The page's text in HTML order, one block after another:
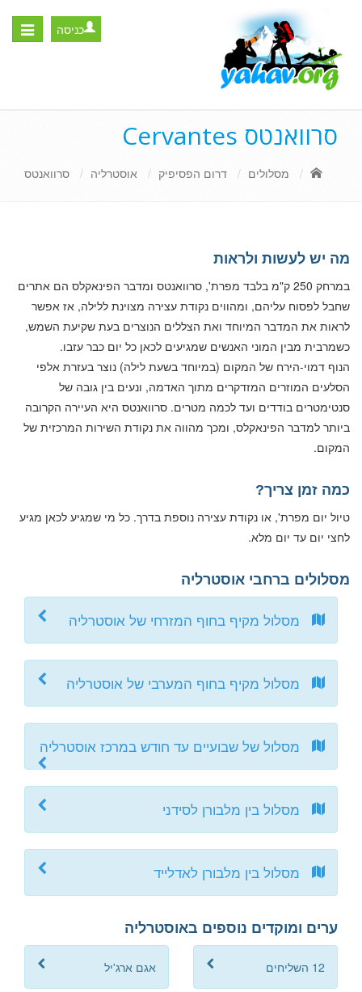
Toggle
כניסה
סרוואנטס Cervantes
מסלולים דרום הפסיפיק אוסטרליה סרוואנטס
מה יש לעשות ולראות
במרחק 250 ק"מ בלבד מפרת', סרוואנטס ומדבר הפינאקלס הם אתרים
שחבל לפסוח עליהם, ומהווים נקודת עצירה מצוינת ללילה, אז אפשר
לראות את המדבר המיוחד ואת הצללים הנוצרים בעת שקיעת השמש,
כשמרבית מבין המוני האנשים שמגיעים לכאן כל יום כבר עזבו.
הנוף דמוי-הירח של המקום (במיוחד בשעת לילה) נוצר בעזרת אלפי
הסלעים המוזרים המזדקרים מתוך האדמה, ונעים בין גובה של
סנטימטרים בודדים ועד לכמה מטרים. סרוואנטס היא העיירה הקרובה
ביותר למדבר הפינאקלס, ומכך מהווה את נקודת השירות המרכזית של
המקום.
כמה זמן צריך?
טיול יום מפרת', או נקודת עצירה נוספת בדרך. כל מי שמגיע לכאן מגיע
לחצי יום עד יום מלא.
מסלולים ברחבי אוסטרליה
מסלול מקיף בחוף המזרחי של אוסטרליה
מסלול מקיף בחוף המערבי של אוסטרליה
מסלול של שבועיים עד חודש במרכז אוסטרליה
מסלול בין מלבורן לסידני
מסלול בין מלבורן לאדלייד
ערים ומוקדים נוספים באוסטרליה
12 השליחים אגם ארג'יל